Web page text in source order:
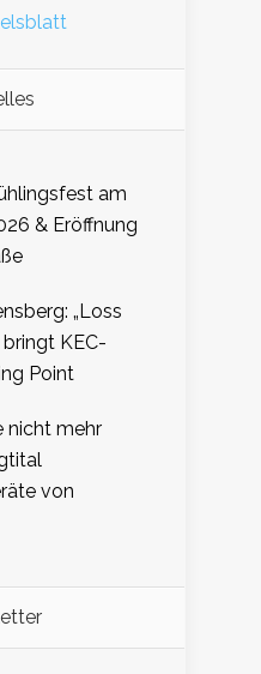
am
& Eröffnung
„Loss
KEC-
Point
nicht mehr
von